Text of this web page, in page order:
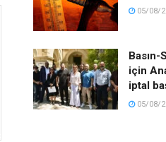
05/08/
Basın-
için
iptal
05/08/